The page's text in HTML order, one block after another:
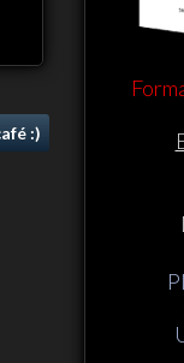
:)